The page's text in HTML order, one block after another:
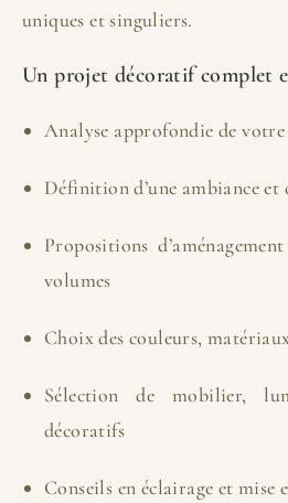
uniques et singuliers.
Un projet décoratif complet
Analyse approfondie de
Définition d’une ambiance et
Propositions
volumes
Choix des couleurs,
Sélection de mobilier,
décoratifs
Conseils en éclairage et mise